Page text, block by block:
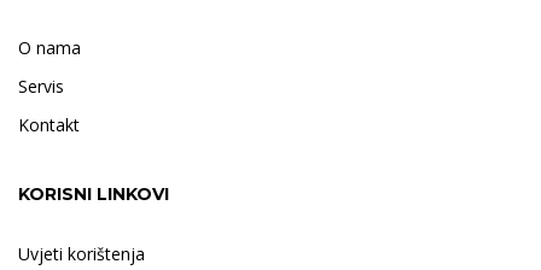
O nama
Servis
Kontakt
KORISNI LINKOVI
Uvjeti korištenja